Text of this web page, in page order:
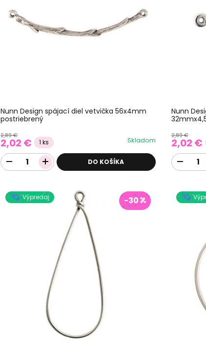
Nunn Design spájací diel vetvička 56x4mm
postriebrený
2,89 €
2,02 € 1 ks Skladom
DO KOŠÍKA
Nunn
2,89 €
2,02 €
Výpredaj -30